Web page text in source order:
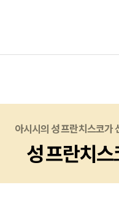
아시시의 성 프란치스코가
성 프란치스
아시시의 성 프란치스코가
성 프란치스
아시시의 성 프란치스코가
성 프란치스